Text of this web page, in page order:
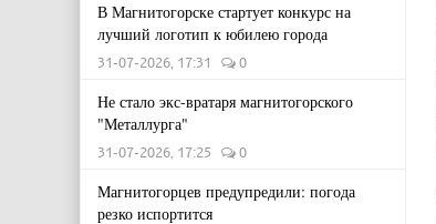
В Магнитогорске стартует конкурс на
лучший логотип к юбилею города
31-07-2026, 17:31 0
Не стало экс-вратаря магнитогорского
"Металлурга"
31-07-2026, 17:25 0
Магнитогорцев предупредили: погода
резко испортится